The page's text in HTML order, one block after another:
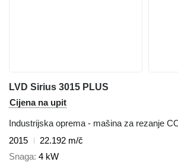
LVD Sirius 3015 PLUS
Cijena na upit
Industrijska oprema - mašina za rezanje
2015
22.192 m/č
Snaga 4 kW